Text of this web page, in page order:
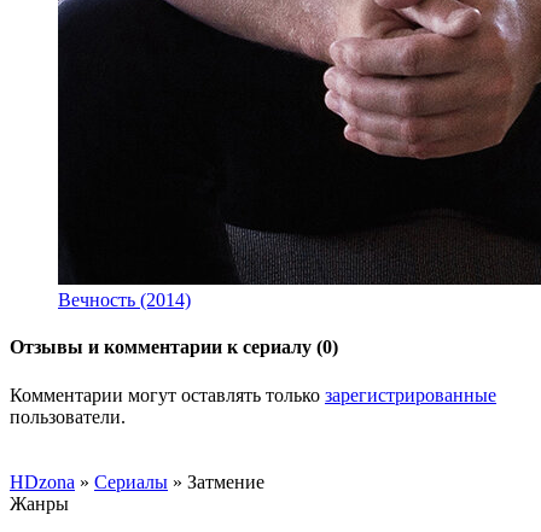
Вечность (2014)
Отзывы и комментарии к сериалу (0)
Комментарии могут оставлять только зарегистрированные
пользователи.
HDzona » Сериалы » Затмение
Жанры